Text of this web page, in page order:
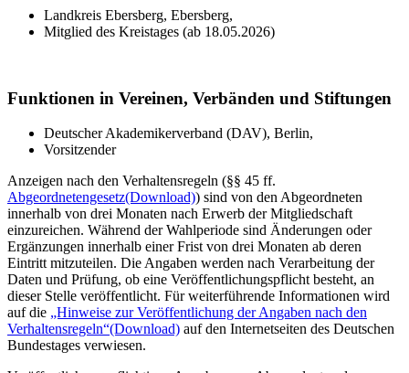
Landkreis Ebersberg, Ebersberg,
Mitglied des Kreistages (ab 18.05.2026)
Funktionen in Vereinen, Verbänden und Stiftungen
Deutscher Akademikerverband (DAV), Berlin,
Vorsitzender
Anzeigen nach den Verhaltensregeln (§§ 45 ff.
Abgeordnetengesetz(Download)) sind von den Abgeordneten
innerhalb von drei Monaten nach Erwerb der Mitgliedschaft
einzureichen. Während der Wahlperiode sind Änderungen oder
Ergänzungen innerhalb einer Frist von drei Monaten ab deren
Eintritt mitzuteilen. Die Angaben werden nach Verarbeitung der
Daten und Prüfung, ob eine Veröffentlichungspflicht besteht, an
dieser Stelle veröffentlicht. Für weiterführende Informationen wird
auf die „Hinweise zur Veröffentlichung der Angaben nach den
Verhaltensregeln“(Download) auf den Internetseiten des Deutschen
Bundestages verwiesen.